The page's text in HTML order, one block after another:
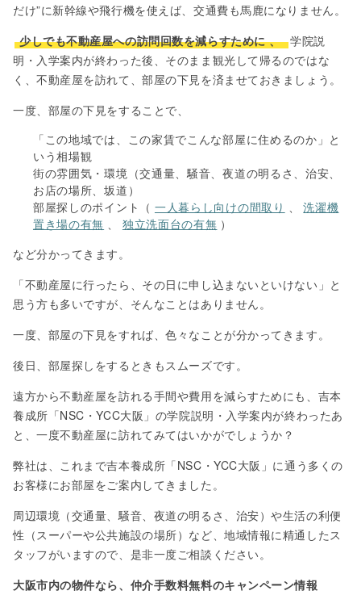
だけ”に新幹線や飛行機を使えば、交通費も馬鹿になりません。
少しでも不動産屋への訪問回数を減らすために 、 学院説
明・入学案内が終わった後、そのまま観光して帰るのではな
く、不動産屋を訪れて、部屋の下見を済ませておきましょう。
一度、部屋の下見をすることで、
「この地域では、この家賃でこんな部屋に住めるのか」と
いう相場観
街の雰囲気・環境（交通量、騒音、夜道の明るさ、治安、
お店の場所、坂道）
部屋探しのポイント（ 一人暮らし向けの間取り
洗濯機
置き場の有無
独立洗面台の有無 ）
など分かってきます。
「不動産屋に行ったら、その日に申し込まないといけない」と
思う方も多いですが、そんなことはありません。
一度、部屋の下見をすれば、色々なことが分かってきます。
後日、部屋探しをするときもスムーズです。
遠方から不動産屋を訪れる手間や費用を減らすためにも、吉本
養成所「NSC・YCC大阪」の学院説明・入学案内が終わったあ
と、一度不動産屋に訪れてみてはいかがでしょうか？
弊社は、これまで吉本養成所「NSC・YCC大阪」に通う多くの
お客様にお部屋をご案内してきました。
周辺環境（交通量、騒音、夜道の明るさ、治安）や生活の利便
性（スーパーや公共施設の場所）など、地域情報に精通したス
タッフがいますので、是非一度ご相談ください。
大阪市内の物件なら、仲介手数料無料のキャンペーン情報